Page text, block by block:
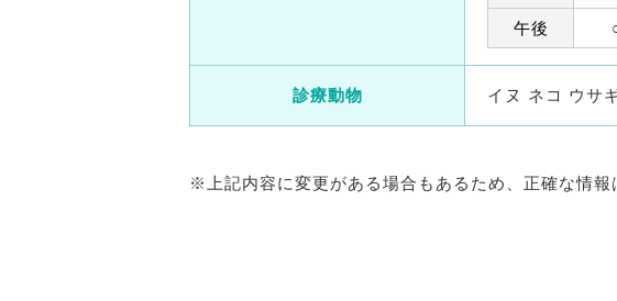
午後
診療動物 イヌ ネコ ウサ
※上記内容に変更がある場合もあるため、正確な情